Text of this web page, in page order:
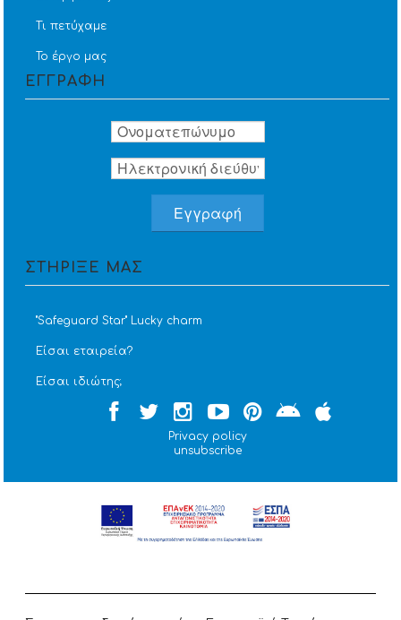
Τι πετύχαμε
Το έργο μας
ΕΓΓΡΑΦΗ
ΣΤΗΡΙΞΕ ΜΑΣ
''Safeguard Star'' Lucky charm
Είσαι εταιρεία?
Είσαι ιδιώτης;
Privacy policy
unsubscribe